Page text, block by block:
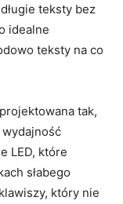
teksty ‍bez
idealne
⁤teksty na co
tak,
‍LED, które‍
słabego‌
który nie